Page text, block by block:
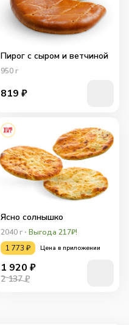
Пирог с сыром и ветчиной
950 г
819 ₽
Ясно солнышко
2040 г
Выгода 217₽!
1 773 ₽ Цена в приложении
1 920 ₽
2 137 ₽